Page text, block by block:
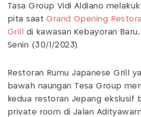
Tasa Group Vidi Aldiano
pita saatGrand Opening
Grill
di kawasan Kebayoran
Senin (30/1/2023).
Restoran Rumu Japanese Grill
bawah naungan Tesa Group
kedua restoran Jepang ekslusif
private room di Jalan